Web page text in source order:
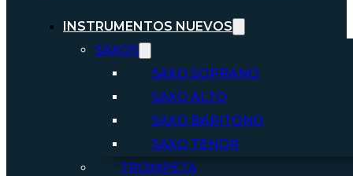
INSTRUMENTOS NUEVOS
SAXOS
SAXO SOPRANO
SAXO ALTO
SAXO BARITONO
SAXO TENOR
TROMPETA